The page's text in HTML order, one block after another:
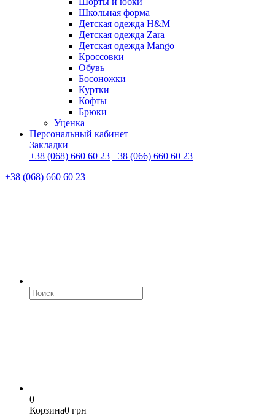
Школьная форма
Детская одежда H&M
Детская одежда Zara
Детская одежда Mango
Кроссовки
Обувь
Босоножки
Куртки
Кофты
Брюки
Уценка
Персональный кабинет
Закладки
+38 (068) 660 60 23 +38 (066) 660 60 23
+38 (068) 660 60 23
0
Корзина0 грн